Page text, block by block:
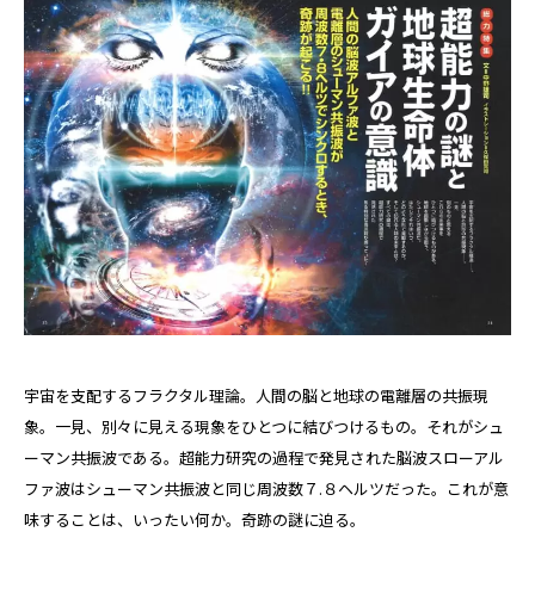
宇宙を支配するフラクタル理論。人間の脳と地球の電離層の共振現
象。一見、別々に見える現象をひとつに結びつけるもの。それがシュ
ーマン共振波である。超能力研究の過程で発見された脳波スローアル
ファ波はシューマン共振波と同じ周波数７.８ヘルツだった。これが意
味することは、いったい何か。奇跡の謎に迫る。